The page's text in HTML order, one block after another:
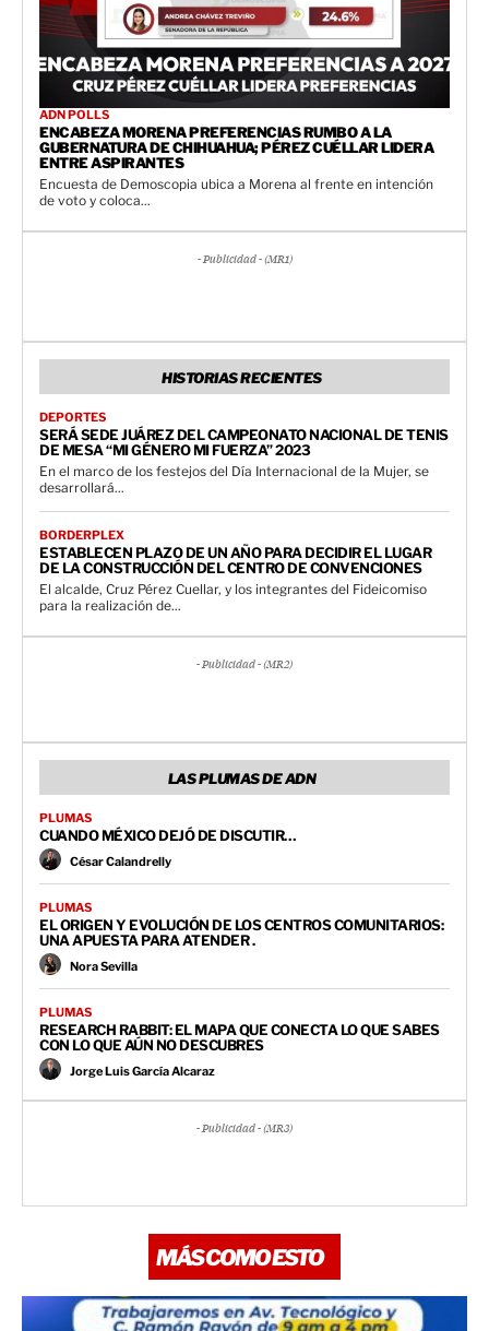
ADN POLLS
ENCABEZA MORENA PREFERENCIAS RUMBO A LA
GUBERNATURA DE CHIHUAHUA; PÉREZ CUÉLLAR LIDERA
ENTRE ASPIRANTES
Encuesta de Demoscopia ubica a Morena al frente en intención
de voto y coloca...
- Publicidad - (MR1)
HISTORIAS RECIENTES
DEPORTES
SERÁ SEDE JUÁREZ DEL CAMPEONATO NACIONAL DE TENIS
DE MESA “MI GÉNERO MI FUERZA” 2023
En el marco de los festejos del Día Internacional de la Mujer, se
desarrollará...
BORDERPLEX
ESTABLECEN PLAZO DE UN AÑO PARA DECIDIR EL LUGAR
DE LA CONSTRUCCIÓN DEL CENTRO DE CONVENCIONES
El alcalde, Cruz Pérez Cuellar, y los integrantes del Fideicomiso
para la realización de...
- Publicidad - (MR2)
LAS PLUMAS DE ADN
PLUMAS
CUANDO MÉXICO DEJÓ DE DISCUTIR…
César Calandrelly
PLUMAS
EL ORIGEN Y EVOLUCIÓN DE LOS CENTROS COMUNITARIOS:
UNA APUESTA PARA ATENDER .
Nora Sevilla
PLUMAS
RESEARCH RABBIT: EL MAPA QUE CONECTA LO QUE SABES
CON LO QUE AÚN NO DESCUBRES
Jorge Luis García Alcaraz
- Publicidad - (MR3)
MÁS COMO ESTO